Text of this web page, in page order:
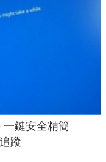
鍵安全精簡
蹤